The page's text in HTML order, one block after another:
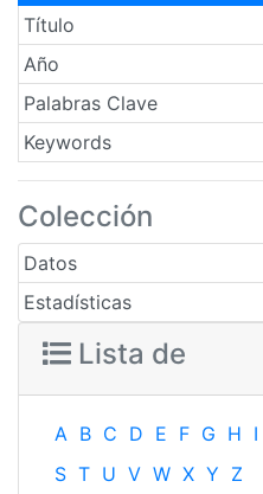
Título
Año
Palabras Clave
Keywords
Colección
Datos
Estadísticas
Lista de
A B C D E F G H I
S T U V W X Y Z